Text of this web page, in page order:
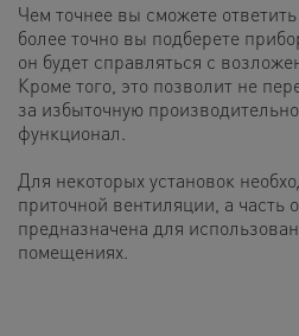
Чем точнее вы сможете
более точно вы подберете
он будет справляться с
Кроме того, это позволит не
за избыточную
функционал.
Для некоторых установок
приточной вентиляции, а часть
предназначена для
помещениях.